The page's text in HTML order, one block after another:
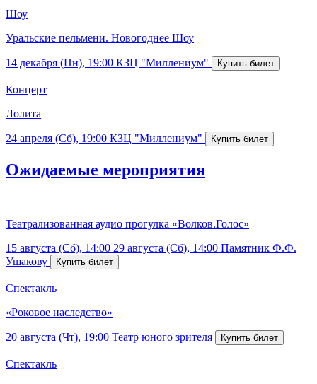
Шоу
Уральские пельмени. Новогоднее Шоу
14 декабря (Пн), 19:00 КЗЦ "Миллениум"
Концерт
Лолита
24 апреля (Сб), 19:00 КЗЦ "Миллениум"
Ожидаемые мероприятия
Театрализованная аудио прогулка «Волков.Голос»
15 августа (Сб), 14:00 29 августа (Сб), 14:00 Памятник Ф.Ф.
Ушакову
Спектакль
«Роковое наследство»
20 августа (Чт), 19:00 Театр юного зрителя
Спектакль